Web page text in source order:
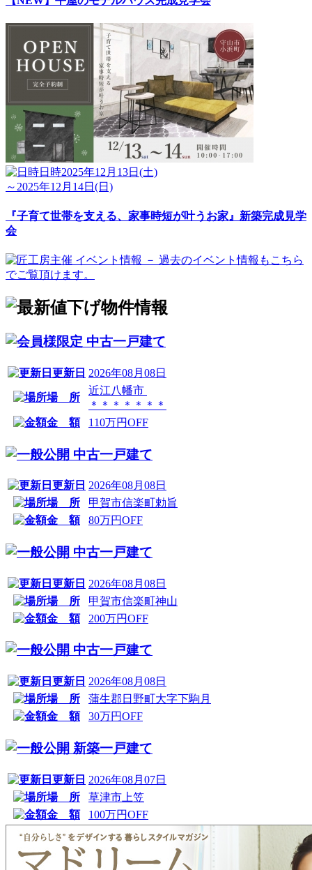
日時2025年12月13日(土)
～2025年12月14日(日)
『子育て世帯を支える、家事時短が叶うお家』新築完成見学
会
中古一戸建て
更新日 2026年08月08日
場 所
近江八幡市
＊＊＊＊＊＊＊
金 額
110万円OFF
中古一戸建て
更新日 2026年08月08日
場 所
甲賀市信楽町勅旨
金 額
80万円OFF
中古一戸建て
更新日 2026年08月08日
場 所
甲賀市信楽町神山
金 額
200万円OFF
中古一戸建て
更新日 2026年08月08日
場 所
蒲生郡日野町大字下駒月
金 額
30万円OFF
新築一戸建て
更新日 2026年08月07日
場 所
草津市上笠
金 額
100万円OFF